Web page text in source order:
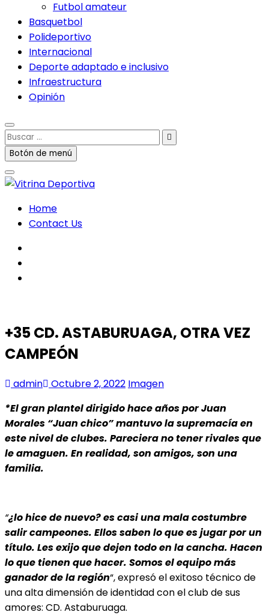
Futbol amateur
Basquetbol
Polideportivo
Internacional
Deporte adaptado e inclusivo
Infraestructura
Opinión
Buscar
…Botón de menú
Home
Contact Us
+35 CD. ASTABURUAGA, OTRA VEZ
CAMPEÓN
admin Octubre 2, 2022 Imagen
*El gran plantel dirigido hace años por Juan
Morales “Juan chico” mantuvo la supremacía en
este nivel de clubes. Pareciera no tener rivales que
le amaguen. En realidad, son amigos, son una
familia.
“¿lo hice de nuevo? es casi una mala costumbre
salir campeones. Ellos saben lo que es jugar por un
título. Les exijo que dejen todo en la cancha. Hacen
lo que tienen que hacer. Somosel equipo más
ganador de la región“, expresó el exitoso técnico de
una alta dimensión de identidad con el club de sus
amores: CD. Astaburuaga.